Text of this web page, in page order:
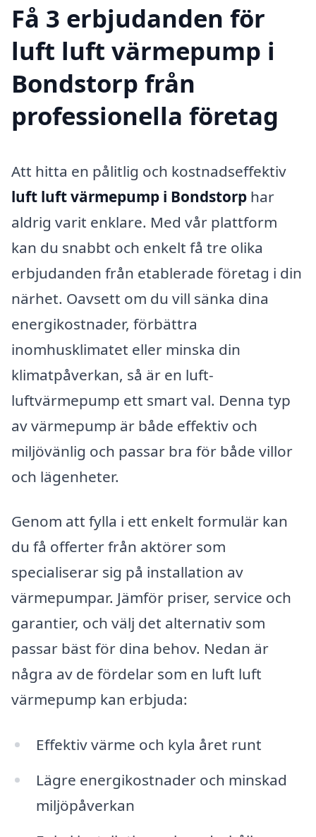
Få 3 erbjudanden för
luft luft värmepump i
Bondstorp från
professionella företag
Att hitta en pålitlig och kostnadseffektiv
luft luft värmepump i Bondstorp har
aldrig varit enklare. Med vår plattform
kan du snabbt och enkelt få tre olika
erbjudanden från etablerade företag i din
närhet. Oavsett om du vill sänka dina
energikostnader, förbättra
inomhusklimatet eller minska din
klimatpåverkan, så är en luft-
luftvärmepump ett smart val. Denna typ
av värmepump är både effektiv och
miljövänlig och passar bra för både villor
och lägenheter.
Genom att fylla i ett enkelt formulär kan
du få offerter från aktörer som
specialiserar sig på installation av
värmepumpar. Jämför priser, service och
garantier, och välj det alternativ som
passar bäst för dina behov. Nedan är
några av de fördelar som en luft luft
värmepump kan erbjuda:
Effektiv värme och kyla året runt
Lägre energikostnader och minskad
miljöpåverkan